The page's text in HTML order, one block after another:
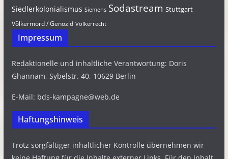
Siedlerkolonialismus Siemens Sodastream Stuttgart
Völkermord / Genozid Völkerrecht
Impressum
Redaktionelle und inhaltliche Verantwortung: Doris
Ghannam, Sybelstr. 40, 10629 Berlin
E-Mail: bds-kampagne@web.de
Haftungshinweis
Trotz sorgfältiger inhaltlicher Kontrolle übernehmen wir